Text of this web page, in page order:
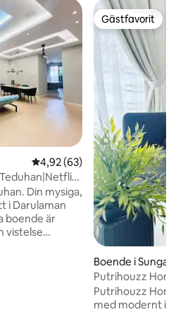
4,92 av 5 i genomsnittligt
4,92 (63)
Din mysiga,
i Darulaman
vistelse
Gästfavorit
Gästfavorit
Boende i Sungai
Putrihouzz
Jaya
Putrihouzz
med modernt